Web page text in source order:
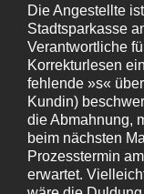
Die Angestellte
Stadtsparkasse
Verantwortliche
Korrekturlesen
fehlende »s«
Kundin)
die Abmahnung,
beim nächsten
Prozesstermin
erwartet.